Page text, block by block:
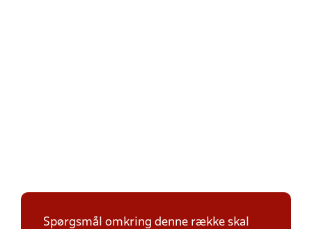
Spørgsmål omkring denne række skal